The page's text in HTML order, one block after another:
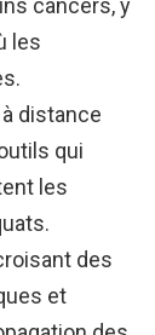
cancers, y
les
distance
qui
les
des
et